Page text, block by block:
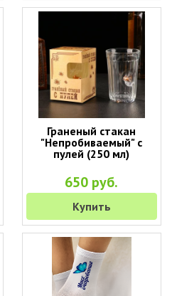
Граненый стакан
"Непробиваемый" с
пулей (250 мл)
650 руб.
Купить